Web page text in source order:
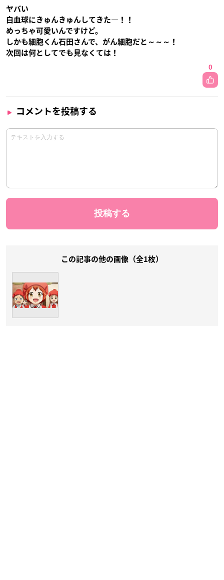
ヤバい
白血球にきゅんきゅんしてきた―！！
めっちゃ可愛いんですけど。
しかも細胞くん石田さんで、がん細胞だと～～～！
次回は何としてでも見なくては！
0
コメントを投稿する
この記事の他の画像（全1枚）